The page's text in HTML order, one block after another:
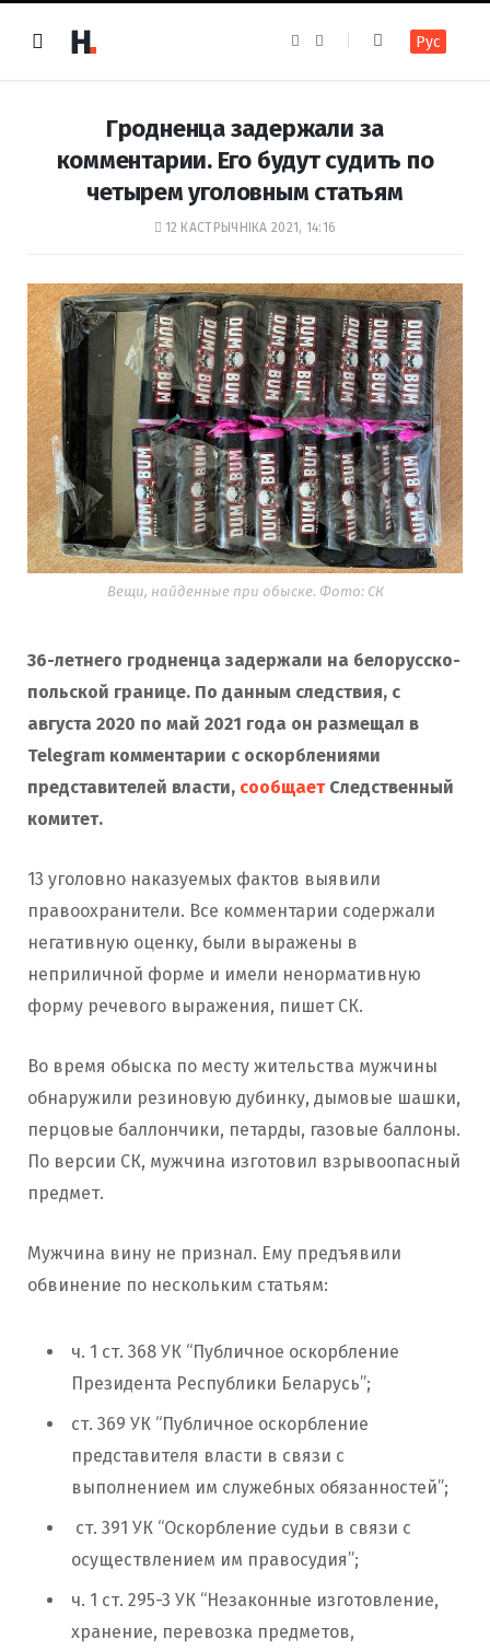
e
o
k
t
r
a
m
Рус
Гродненца задержали за
комментарии. Его будут судить по
четырем уголовным статьям
12 КАСТРЫЧНІКА 2021, 14:16
Вещи, найденные при обыске. Фото: СК
36-летнего гродненца задержали на белорусско-
польской границе. По данным следствия, с
августа 2020 по май 2021 года он размещал в
Telegram комментарии с оскорблениями
представителей власти, сообщаетСледственный
комитет.
13 уголовно наказуемых фактов выявили
правоохранители. Все комментарии содержали
негативную оценку, были выражены в
неприличной форме и имели ненормативную
форму речевого выражения, пишет СК.
Во время обыска по месту жительства мужчины
обнаружили резиновую дубинку, дымовые шашки,
перцовые баллончики, петарды, газовые баллоны.
По версии СК, мужчина изготовил взрывоопасный
предмет.
Мужчина вину не признал. Ему предъявили
обвинение по нескольким статьям:
ч. 1 ст. 368 УК “Публичное оскорбление
Президента Республики Беларусь”;
ст. 369 УК “Публичное оскорбление
представителя власти в связи с
выполнением им служебных обязанностей”;
ст. 391 УК “Оскорбление судьи в связи с
осуществлением им правосудия”;
ч. 1 ст. 295-3 УК “Незаконные изготовление,
хранение, перевозка предметов,